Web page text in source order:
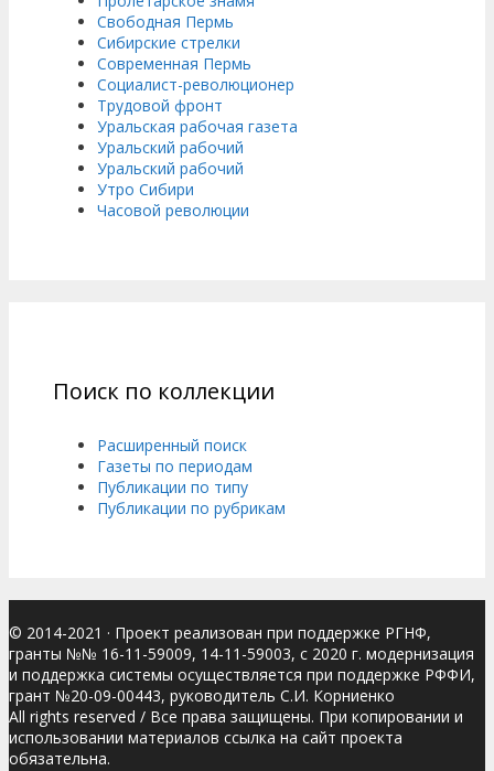
Свободная Пермь
Сибирские стрелки
Современная Пермь
Социалист-революционер
Трудовой фронт
Уральская рабочая газета
Уральский рабочий
Уральский рабочий
Утро Сибири
Часовой революции
Поиск по коллекции
Расширенный поиск
Газеты по периодам
Публикации по типу
Публикации по рубрикам
© 2014-2021 · Проект реализован при поддержке РГНФ,
гранты №№ 16-11-59009, 14-11-59003, с 2020 г. модернизация
и поддержка системы осуществляется при поддержке РФФИ,
грант №20-09-00443, руководитель С.И. Корниенко
All rights reserved / Все права защищены. При копировании и
использовании материалов ссылка на сайт проекта
обязательна.